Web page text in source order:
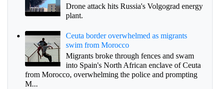
Drone attack hits Russia's Volgograd energy
plant.
Ceuta border overwhelmed as migrants
swim from Morocco
Migrants broke through fences and swam
into Spain's North African enclave of Ceuta
from Morocco, overwhelming the police and prompting
M...